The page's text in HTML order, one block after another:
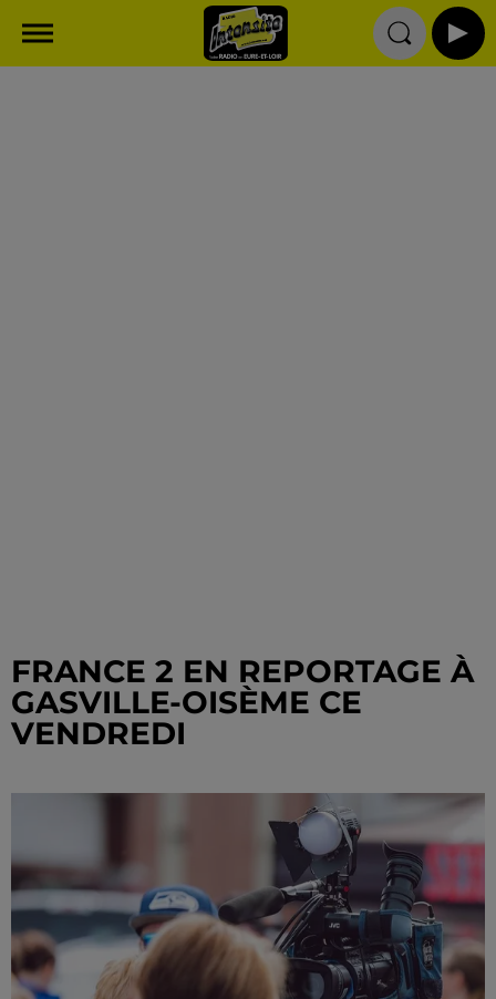
FRANCE 2 EN REPORTAGE À
GASVILLE-OISÈME CE
VENDREDI